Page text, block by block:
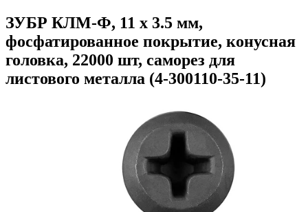
ЗУБР КЛМ-Ф, 11 х 3.5 мм,
фосфатированное покрытие, конусная
головка, 22000 шт, саморез для
листового металла (4-300110-35-11)